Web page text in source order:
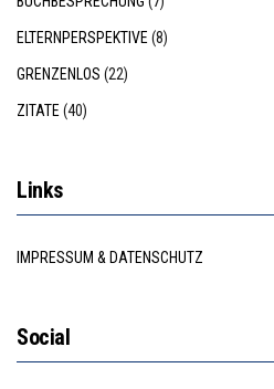
ELTERNPERSPEKTIVE(8)
GRENZENLOS (22)
ZITATE(40)
Links
IMPRESSUM & DATENSCHUTZ
Social